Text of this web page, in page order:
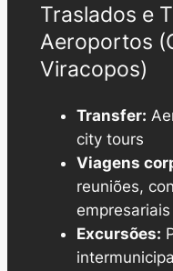
Traslados e
Aeroportos
Viracopos)
Transfer:
city tours
Viagens
reuniões,
empresariais
Excursões: